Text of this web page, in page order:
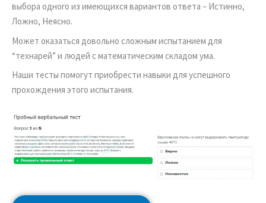
выбора одного из имеющихся вариантов ответа – Истинно,
Ложно, Неясно.
Может оказаться довольно сложным испытанием для
“технарей” и людей с математическим складом ума.
Наши тесты помогут приобрести навыки для успешного
прохождения этого испытания.